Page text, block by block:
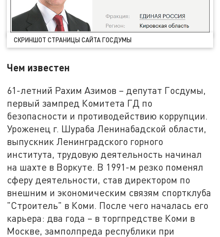
СКРИНШОТ СТРАНИЦЫ САЙТА ГОСДУМЫ
Чем известен
61-летний Рахим Азимов – депутат Госдумы,
первый зампред Комитета ГД по
безопасности и противодействию коррупции.
Уроженец г. Шураба Ленинабадской области,
выпускник Ленинградского горного
института, трудовую деятельность начинал
на шахте в Воркуте. В 1991-м резко поменял
сферу деятельности, став директором по
внешним и экономическим связям спортклуба
"Строитель" в Коми. После чего началась его
карьера: два года – в торгпредстве Коми в
Москве, замполпреда республики при